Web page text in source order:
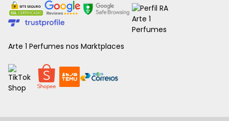
Arte 1 Perfumes nos Marktplaces